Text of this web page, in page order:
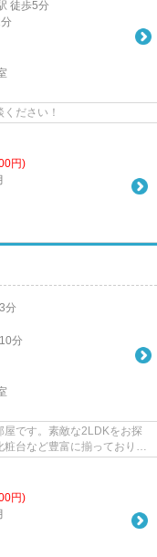
徒歩5分
ださい！
円)
分
分
です。素敵な2LDKをお探
台など豊富に揃っており、
円)